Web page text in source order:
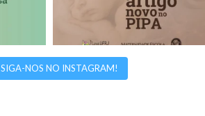
SIGA-NOS NO INSTAGRAM!